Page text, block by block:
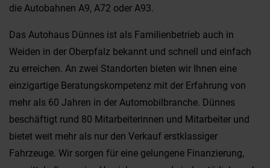
die Autobahnen A9, A72 oder A93.
Das Autohaus Dünnes ist als Familienbetrieb auch in
Weiden in der Oberpfalz bekannt und schnell und einfach
zu erreichen. An zwei Standorten bieten wir Ihnen eine
einzigartige Beratungskompetenz mit der Erfahrung von
mehr als 60 Jahren in der Automobilbranche. Dünnes
beschäftigt rund 80 Mitarbeiterinnen und Mitarbeiter und
bietet weit mehr als nur den Verkauf erstklassiger
Fahrzeuge. Wir sorgen für eine gelungene Finanzierung,